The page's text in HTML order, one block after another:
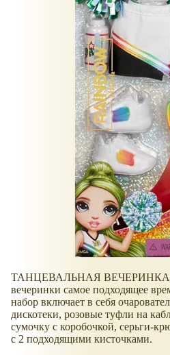
ТАНЦЕВАЛЬНАЯ ВЕЧЕРИНКА:
вечеринки самое подходящее
набор включает в себя
дискотеки, розовые туфли на
сумочку с коробочкой, серьги-
с 2 подходящими кисточками.